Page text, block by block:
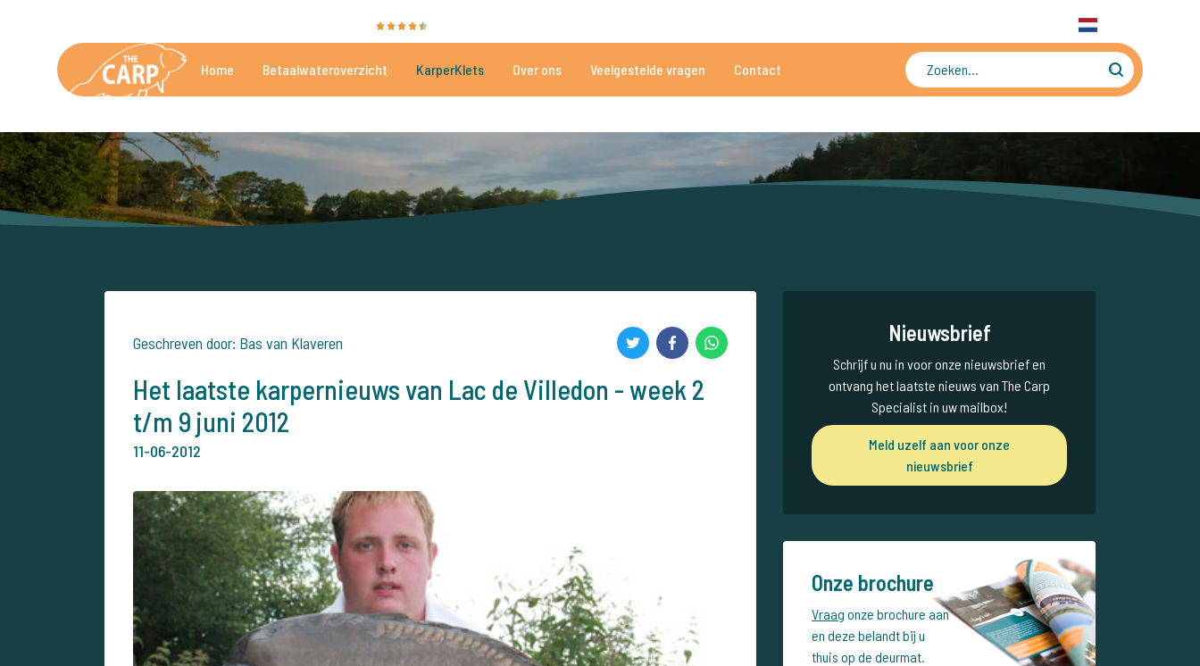
Home Betaalwateroverzicht KarperKlets Over ons Veelgestelde vragen Contact
Geschreven door: Bas van Klaveren
Het laatste karpernieuws van Lac de Villedon - week 2
t/m 9 juni 2012
11-06-2012
Nieuwsbrief
Schrijf u nu in voor onze nieuwsbrief en
ontvang het laatste nieuws van The Carp
Specialist in uw mailbox!
Meld uzelf aan voor onze
nieuwsbrief
Onze brochure
Vraag onze brochure aan
en deze belandt bij u
thuis op de deurmat.